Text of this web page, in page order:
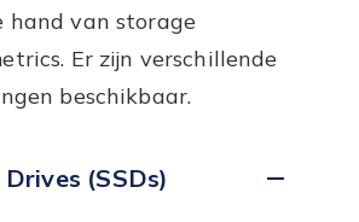
hand van storage
Er zijn verschillende
beschikbaar.
(SSDs)